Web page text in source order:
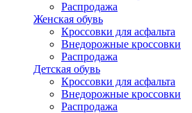
Распродажа
Женская обувь
Кроссовки для асфальта
Внедорожные кроссовки
Распродажа
Детская обувь
Кроссовки для асфальта
Внедорожные кроссовки
Распродажа